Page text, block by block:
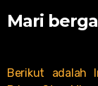
Mari
Berikut adalah